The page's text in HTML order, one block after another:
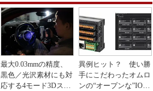
最大0.03mmの精度、
黒色／光沢素材にも対
応する4モード3Dスキ
異例ヒット？ 使い勝
手にこだわったオムロ
ンの“オープンな”IO-L